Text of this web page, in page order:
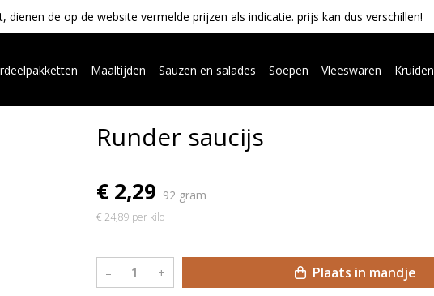
de op de website vermelde prijzen als indicatie. prijs kan dus verschillen!
Maaltijden Sauzen en salades Soepen Vleeswaren Kruiden
Runder saucijs
€ 2,29 92 gram
€ 24,89 per kilo
– + Plaats in mandje